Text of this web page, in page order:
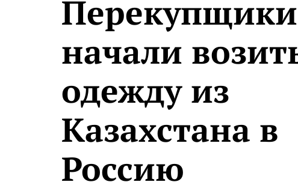
Перекупщики
начали
одежду из
Казахстана в
Россию